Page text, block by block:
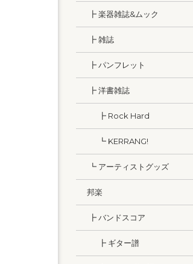
┣ 楽器雑誌&ムック
┣ 雑誌
┣ パンフレット
┣ 洋書雑誌
┣ Rock Hard
┗ KERRANG!
┗ アーティストグッズ
邦楽
┣ バンドスコア
┣ ギター譜